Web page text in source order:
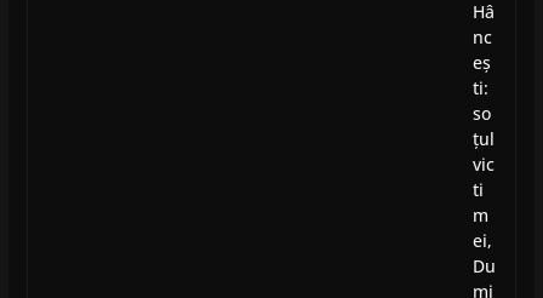
Hâ
nc
eș
ti:
so
țul
vic
ti
m
ei,
Du
mi